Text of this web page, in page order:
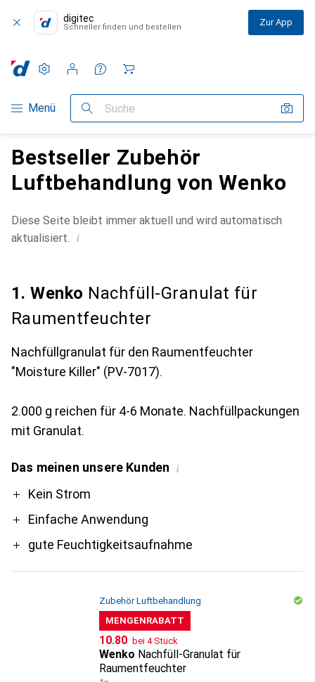
digitec
Schneller finden und bestellen Zur App
Navigation nach Kategorien
Menü Suche
Einstellungen
Kundenkonto
Vergleichslisten
Merklisten
Warenkorb
Bestseller Zubehör
Luftbehandlung von Wenko
Diese Seite bleibt immer aktuell und wird automatisch
aktualisiert. i
1. Wenko Nachfüll-Granulat für
Raumentfeuchter
Nachfüllgranulat für den Raumentfeuchter
"Moisture Killer" (PV-7017).
2.000 g reichen für 4-6 Monate. Nachfüllpackungen
mit Granulat.
Das meinen unsere Kunden i
ProKein Strom
Einfache Anwendung
gute Feuchtigkeitsaufnahme
Zubehör Luftbehandlung
MENGENRABATT
CHF
10.80 bei 4 Stück
Wenko Nachfüll-Granulat für
Raumentfeuchter